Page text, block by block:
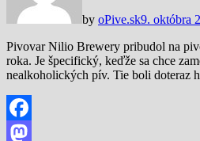
by oPive.sk9. októbra
Pivovar Nilio Brewery pribudol na
roka. Je špecifický, keďže sa chce
nealkoholických pív. Tie boli doteraz
Facebook